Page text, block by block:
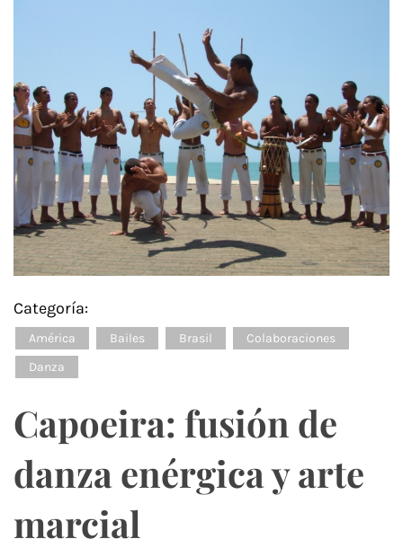
Categoría:
América Bailes Brasil
Colaboraciones
Danza
Capoeira: fusión de
danza enérgica y arte
marcial